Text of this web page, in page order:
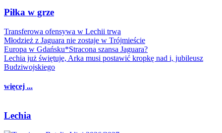
Piłka w grze
Transferowa ofensywa w Lechii trwa
Młodzież z Jaguara nie zostaje w Trójmieście
Europa w Gdańsku*Stracona szansa Jaguara?
Lechia już świętuje, Arka musi postawić kropkę nad i, jubileusz
Budziwojskiego
więcej ...
Lechia